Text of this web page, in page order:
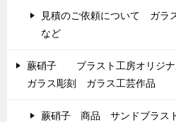
見積のご依頼について ガラ
など
蕨硝子 ブラスト工房オリジ
ガラス彫刻 ガラス工芸作品
蕨硝子 商品 サンドブラス